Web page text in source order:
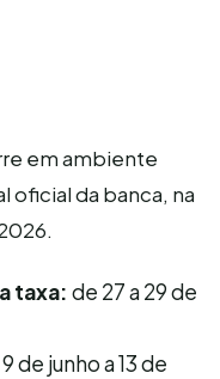
em ambiente
da banca, na
taxa: de 27 a 29 de
de junho a 13 de